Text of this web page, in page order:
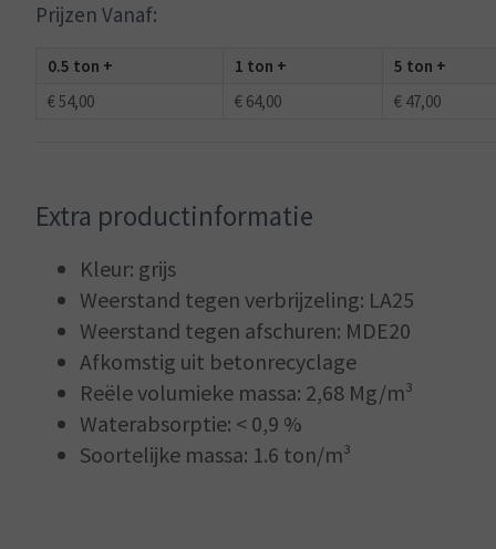
Prijzen Vanaf:
0.5 ton + 1 ton + 5 ton +
€ 54,00
€ 64,00 € 47,00
Extra productinformatie
Kleur: grijs
Weerstand tegen verbrijzeling: LA25
Weerstand tegen afschuren: MDE20
Afkomstig uit betonrecyclage
Reële volumieke massa: 2,68 Mg/m³
Waterabsorptie: < 0,9 %
Soortelijke massa: 1.6 ton/m³